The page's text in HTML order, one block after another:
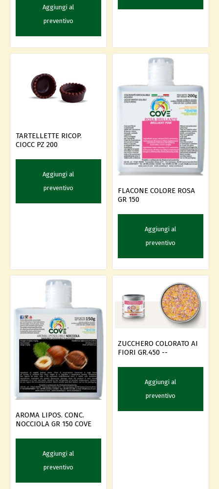
Aggiungi al
preventivo
TARTELLETTE RICOP.
CIOCC PZ 200
Aggiungi al
preventivo
FLACONE COLORE ROSA
GR 150
Aggiungi al
preventivo
AROMA LIPOS. CONC.
NOCCIOLA GR 150 COVE
Aggiungi al
preventivo
ZUCCHERO COLORATO AI
FIORI GR.450 --
Aggiungi al
preventivo